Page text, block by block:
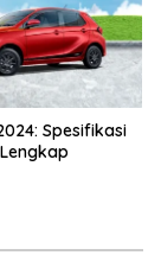
Spesifikasi